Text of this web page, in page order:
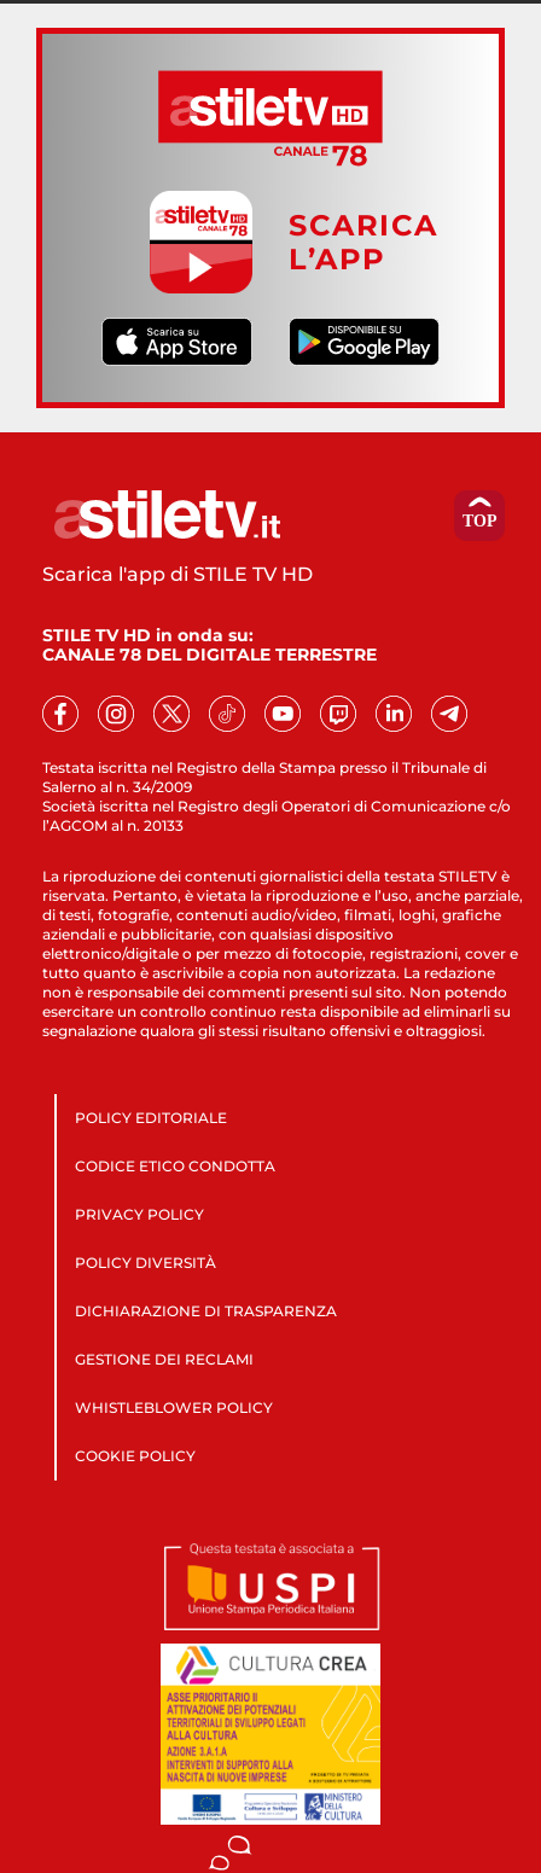
SCARICA
L’APP
Testata iscritta nel Registro della Stampa presso il Tribunale di
Salerno al n. 34/2009
Società iscritta nel Registro degli Operatori di Comunicazione c/o
l’AGCOM al n. 20133
Scarica l'app di STILE TV HD
STILE TV HD in onda su:
CANALE 78 DEL DIGITALE TERRESTRE
La riproduzione dei contenuti giornalistici della testata STILETV è
riservata. Pertanto, è vietata la riproduzione e l’uso, anche parziale,
di testi, fotografie, contenuti audio/video, filmati, loghi, grafiche
aziendali e pubblicitarie, con qualsiasi dispositivo
elettronico/digitale o per mezzo di fotocopie, registrazioni, cover e
tutto quanto è ascrivibile a copia non autorizzata. La redazione
non è responsabile dei commenti presenti sul sito. Non potendo
esercitare un controllo continuo resta disponibile ad eliminarli su
segnalazione qualora gli stessi risultano offensivi e oltraggiosi.
POLICY EDITORIALE
CODICE ETICO CONDOTTA
PRIVACY POLICY
POLICY DIVERSITÀ
DICHIARAZIONE DI TRASPARENZA
GESTIONE DEI RECLAMI
WHISTLEBLOWER POLICY
COOKIE POLICY